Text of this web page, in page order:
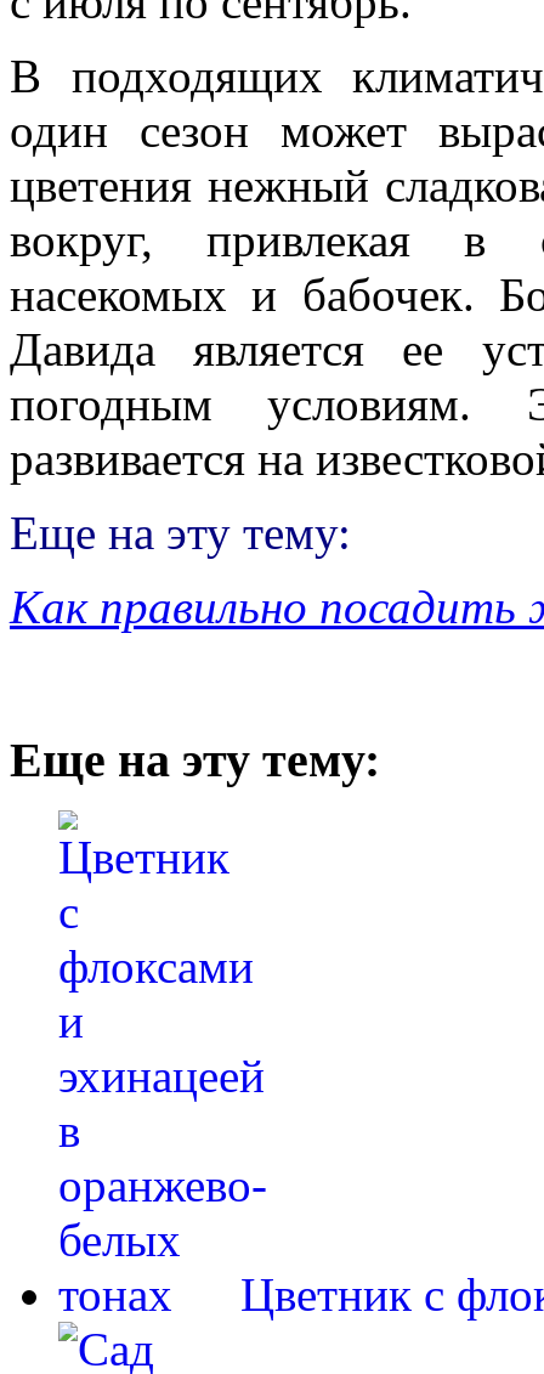
В подходящих
один сезон может
цветения нежный
вокруг, привлекая в
насекомых и бабочек.
Давида является ее
погодным условиям.
развивается на
Еще на эту тему:
Как правильно посадить
Еще на эту тему:
Цветник с